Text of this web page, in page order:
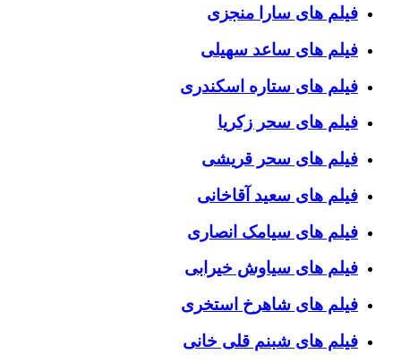
فیلم های سارا منجزی
فیلم های ساعد سهیلی
فیلم های ستاره اسکندری
فیلم های سحر زکریا
فیلم های سحر قریشی
فیلم های سعید آقاخانی
فیلم های سیامک انصاری
فیلم های سیاوش خیرابی
فیلم های شاهرخ استخری
فیلم های شبنم قلی خانی